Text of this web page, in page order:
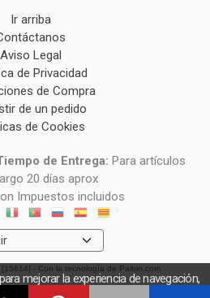
Ir arriba
Aviso Legal
de Privacidad
de Compra
de un pedido
de Cookies
de Entrega: Para artículos
20 días aprox
Impuestos incluidos
- Con la tecnología de Palbin.com
mejorar la experiencia de navegación,
Si continúa navegando consideramos